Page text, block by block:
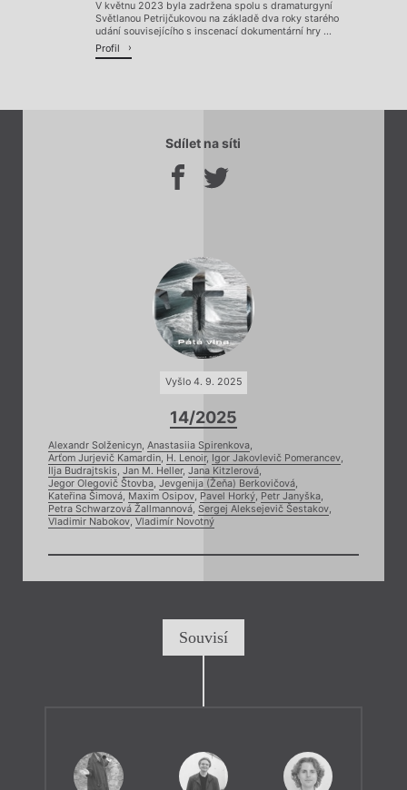
V květnu 2023 byla zadržena spolu s dramaturgyní
Světlanou Petrijčukovou na základě dva roky starého
udání souvisejícího s inscenací dokumentární hry ...
Profil
Sdílet na síti
Vyšlo 4. 9. 2025
14/2025
Alexandr Solženicyn Anastasiia Spirenkova
Arťom Jurjevič Kamardin H. Lenoir, Igor Jakovlevič Pomerancev
Ilja Budrajtskis Jan M. Heller, Jana Kitzlerová
Jegor Olegovič Štovba Jevgenija (Žeňa) Berkovičová
Kateřina Šimová Maxim Osipov Pavel Horký Petr Janyška
Petra Schwarzová Žallmannová Sergej Aleksejevič Šestakov
Vladimir Nabokov Vladimír Novotný
Souvisí